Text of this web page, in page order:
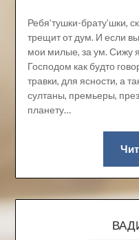
Ребя’тушки-брату’шки,
трещит от дум. И если
мои милые, за ум. Сижу
Господом как будто
травки, для ясности, а
султаны, премьеры,
планету…